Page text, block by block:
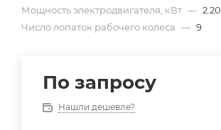
Мощность электродвигателя, кВт — 2.20
Число лопаток рабочего колеса — 9
По запросу
Нашли дешевле?